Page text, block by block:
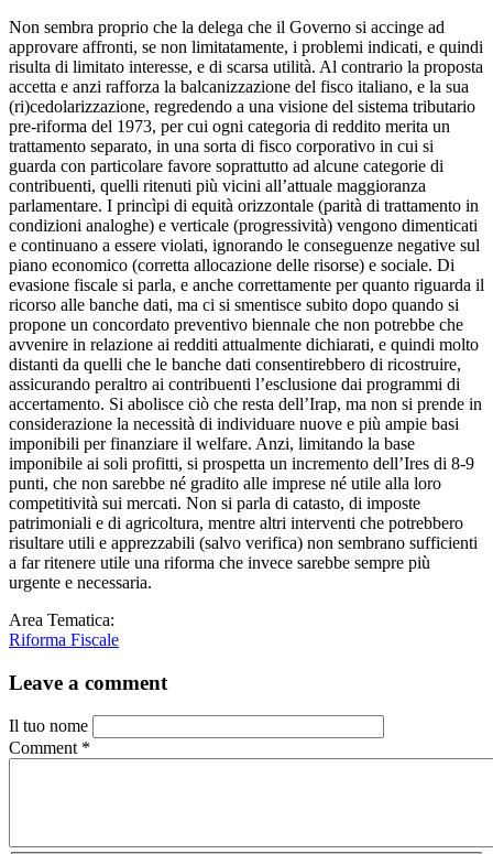
Non sembra proprio che la delega che il Governo si accinge ad
approvare affronti, se non limitatamente, i problemi indicati, e quindi
risulta di limitato interesse, e di scarsa utilità. Al contrario la proposta
accetta e anzi rafforza la balcanizzazione del fisco italiano, e la sua
(ri)cedolarizzazione, regredendo a una visione del sistema tributario
pre-riforma del 1973, per cui ogni categoria di reddito merita un
trattamento separato, in una sorta di fisco corporativo in cui si
guarda con particolare favore soprattutto ad alcune categorie di
contribuenti, quelli ritenuti più vicini all’attuale maggioranza
parlamentare. I princìpi di equità orizzontale (parità di trattamento in
condizioni analoghe) e verticale (progressività) vengono dimenticati
e continuano a essere violati, ignorando le conseguenze negative sul
piano economico (corretta allocazione delle risorse) e sociale. Di
evasione fiscale si parla, e anche correttamente per quanto riguarda il
ricorso alle banche dati, ma ci si smentisce subito dopo quando si
propone un concordato preventivo biennale che non potrebbe che
avvenire in relazione ai redditi attualmente dichiarati, e quindi molto
distanti da quelli che le banche dati consentirebbero di ricostruire,
assicurando peraltro ai contribuenti l’esclusione dai programmi di
accertamento. Si abolisce ciò che resta dell’Irap, ma non si prende in
considerazione la necessità di individuare nuove e più ampie basi
imponibili per finanziare il welfare. Anzi, limitando la base
imponibile ai soli profitti, si prospetta un incremento dell’Ires di 8-9
punti, che non sarebbe né gradito alle imprese né utile alla loro
competitività sui mercati. Non si parla di catasto, di imposte
patrimoniali e di agricoltura, mentre altri interventi che potrebbero
risultare utili e apprezzabili (salvo verifica) non sembrano sufficienti
a far ritenere utile una riforma che invece sarebbe sempre più
urgente e necessaria.
Area Tematica:
Riforma Fiscale
Leave a comment
Il tuo nome
Comment *